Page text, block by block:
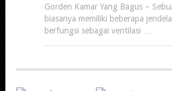
Gorden Kamar Yang Bagus –
biasanya memiliki beberapa
berfungsi sebagai ventilasi …